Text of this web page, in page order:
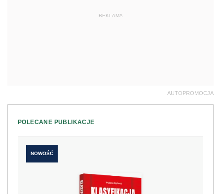
REKLAMA
AUTOPROMOCJA
POLECANE PUBLIKACJE
NOWOŚĆ